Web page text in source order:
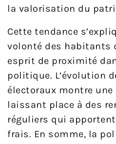
la valorisation du
Cette tendance
volonté des habitants
esprit de proximité
politique. L’évolution
électoraux montre
laissant place à des
réguliers qui
frais. En somme, la